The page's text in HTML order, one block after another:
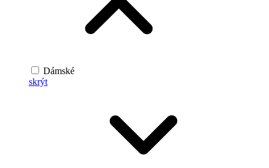
Dámské
skrýt